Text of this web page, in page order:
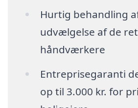
Hurtig behandling
udvælgelse af de
håndværkere
Entreprisegaranti
op til 3.000 kr. for